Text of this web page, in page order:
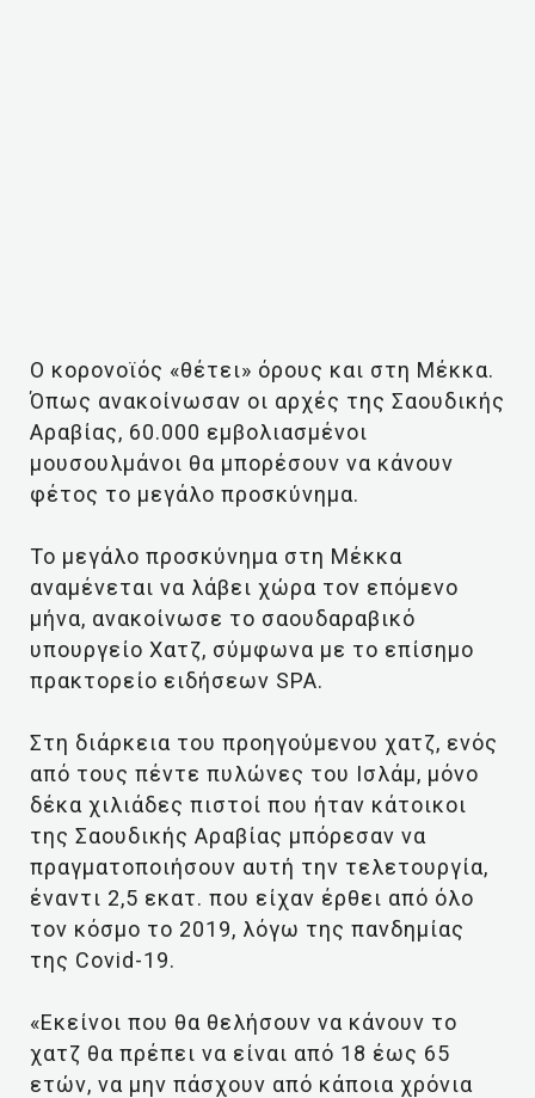
Ο κορονοϊός «θέτει» όρους και στη Μέκκα.
Όπως ανακοίνωσαν οι αρχές της Σαουδικής
Αραβίας, 60.000 εμβολιασμένοι
μουσουλμάνοι θα μπορέσουν να κάνουν
φέτος το μεγάλο προσκύνημα.
Το μεγάλο προσκύνημα στη Μέκκα
αναμένεται να λάβει χώρα τον επόμενο
μήνα, ανακοίνωσε το σαουδαραβικό
υπουργείο Χατζ, σύμφωνα με το επίσημο
πρακτορείο ειδήσεων SPA.
Στη διάρκεια του προηγούμενου χατζ, ενός
από τους πέντε πυλώνες του Ισλάμ, μόνο
δέκα χιλιάδες πιστοί που ήταν κάτοικοι
της Σαουδικής Αραβίας μπόρεσαν να
πραγματοποιήσουν αυτή την τελετουργία,
έναντι 2,5 εκατ. που είχαν έρθει από όλο
τον κόσμο το 2019, λόγω της πανδημίας
της Covid-19.
«Εκείνοι που θα θελήσουν να κάνουν το
χατζ θα πρέπει να είναι από 18 έως 65
ετών, να μην πάσχουν από κάποια χρόνια